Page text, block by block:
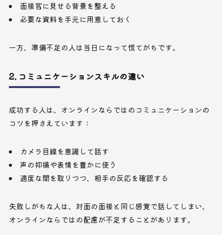
面接官に見せる背景を整える
必要な資料を手元に用意しておく
一方、準備不足の人は当日になって慌てがちです。
2. コミュニケーションスキルの違い
成功する人は、オンラインならではのコミュニケーションの
コツを押さえています：
カメラ目線を意識して話す
声の抑揚や表情を豊かに使う
適度な間を取りつつ、相手の反応を確認する
失敗しがちな人は、対面の面接と同じ感覚で話してしまい、
オンラインならではの配慮が不足することがあります。